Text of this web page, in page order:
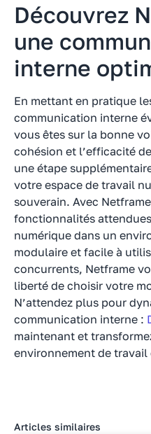
Découvrez
une
interne
En mettant en pratique
communication interne
vous êtes sur la bonne
cohésion et l’efficacité
une étape
votre espace de travail
souverain. Avec
fonctionnalités
numérique dans un
modulaire et facile à
concurrents, Netframe
liberté de choisir votre
N’attendez plus pour
communication interne :
maintenant et
environnement de
Articles similaires